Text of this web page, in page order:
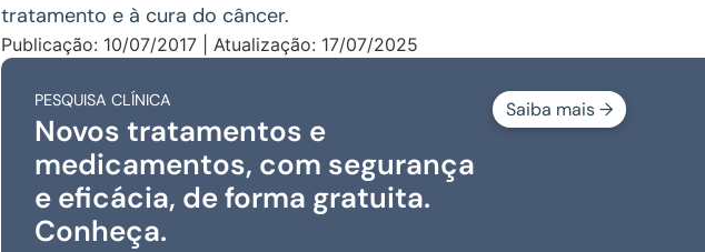
tratamento e à cura do câncer.
Publicação: 10/07/2017 | Atualização: 17/07/2025
PESQUISA CLÍNICA
Novos tratamentos e
medicamentos, com segurança
e eficácia, de forma gratuita.
Conheça.
Saiba mais →